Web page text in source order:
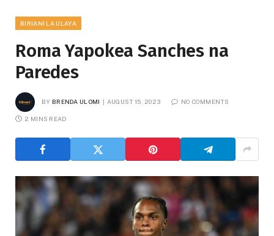
BIRIANI LA ULAYA
Roma Yapokea Sanches na
Paredes
BY BRENDA ULOMI AUGUST 15, 2023 NO COMMENTS
2 MINS READ